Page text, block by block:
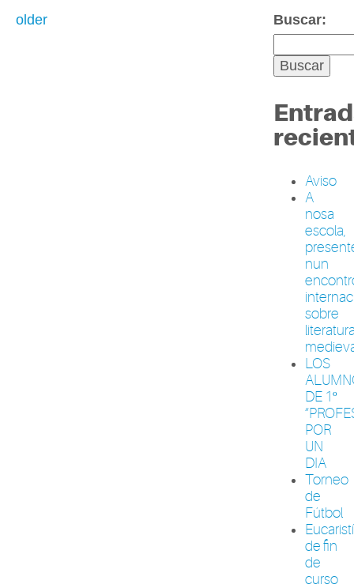
Buscar:
Aviso
A
nosa
escola,
nun
sobre
LOS
DE 1º
POR
UN
DIA
Torneo
de
Fútbol
de fin
de
curso
older